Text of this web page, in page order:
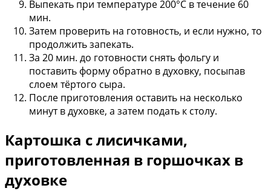
Выпекать при температуре 200°С в течение 60
мин.
Затем проверить на готовность, и если нужно, то
продолжить запекать.
За 20 мин. до готовности снять фольгу и
поставить форму обратно в духовку, посыпав
слоем тёртого сыра.
После приготовления оставить на несколько
минут в духовке, а затем подать к столу.
Картошка с лисичками,
приготовленная в горшочках в
духовке